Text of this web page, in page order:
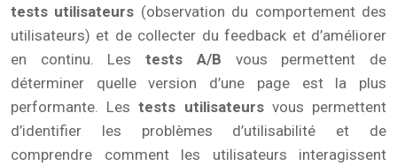
tests utilisateurs (observation du comportement des
utilisateurs) et de collecter du feedback et d’améliorer
en continu. Lestests A/B vous permettent de
déterminer quelle version d’une page est la plus
performante. Lestests utilisateurs vous permettent
d’identifier les problèmes d’utilisabilité et de
comprendre comment les utilisateurs interagissent